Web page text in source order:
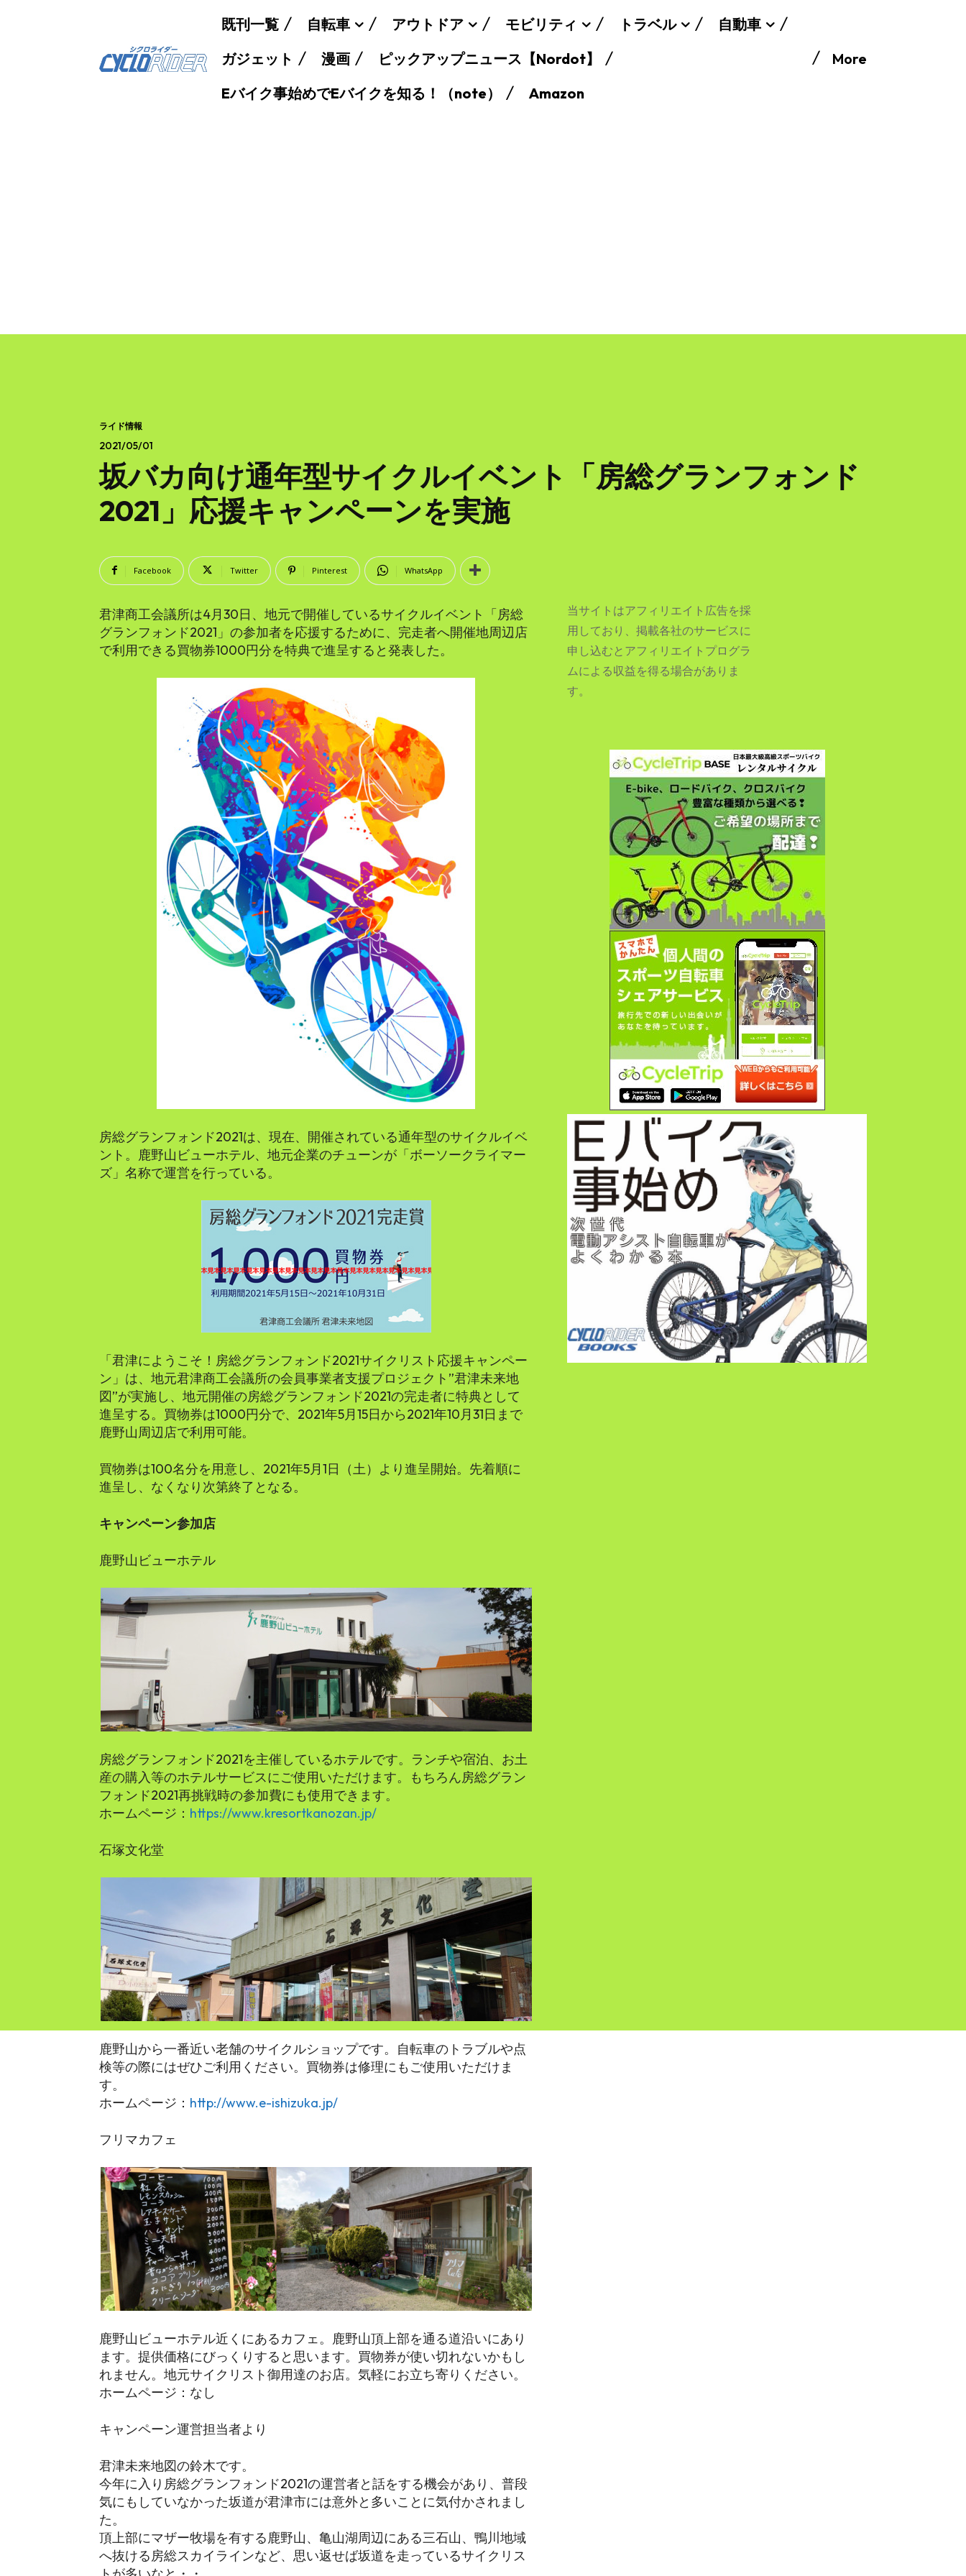
既刊一覧 自転車 アウトドア モビリティ トラベル
自動車
ガジェット
漫画
ピックアップニュース【Nordot】
Eバイク事始めでEバイクを知る！（note）
Amazon
More
ライド情報
2021/05/01
坂バカ向け通年型サイクルイベント「房総グランフォンド
2021」応援キャンペーンを実施
Facebook Twitter Pinterest WhatsApp
君津商工会議所は4月30日、地元で開催しているサイクルイベント「房総
グランフォンド2021」の参加者を応援するために、完走者へ開催地周辺店
で利用できる買物券1000円分を特典で進呈すると発表した。
房総グランフォンド2021は、現在、開催されている通年型のサイクルイベ
ント。鹿野山ビューホテル、地元企業のチューンが「ボーソークライマー
ズ」名称で運営を行っている。
「君津にようこそ！房総グランフォンド2021サイクリスト応援キャンペー
ン」は、地元君津商工会議所の会員事業者支援プロジェクト”君津未来地
図”が実施し、地元開催の房総グランフォンド2021の完走者に特典として
進呈する。買物券は1000円分で、2021年5月15日から2021年10月31日まで
鹿野山周辺店で利用可能。
買物券は100名分を用意し、2021年5月1日（土）より進呈開始。先着順に
進呈し、なくなり次第終了となる。
キャンペーン参加店
鹿野山ビューホテル
房総グランフォンド2021を主催しているホテルです。ランチや宿泊、お土
産の購入等のホテルサービスにご使用いただけます。もちろん房総グラン
フォンド2021再挑戦時の参加費にも使用できます。
ホームページ： https://www.kresortkanozan.jp/
石塚文化堂
鹿野山から一番近い老舗のサイクルショップです。自転車のトラブルや点
検等の際にはぜひご利用ください。買物券は修理にもご使用いただけま
す。
ホームページ： http://www.e-ishizuka.jp/
フリマカフェ
鹿野山ビューホテル近くにあるカフェ。鹿野山頂上部を通る道沿いにあり
ます。提供価格にびっくりすると思います。買物券が使い切れないかもし
れません。地元サイクリスト御用達のお店。気軽にお立ち寄りください。
ホームページ：なし
キャンペーン運営担当者より
君津未来地図の鈴木です。
今年に入り房総グランフォンド2021の運営者と話をする機会があり、普段
気にもしていなかった坂道が君津市には意外と多いことに気付かされまし
た。
頂上部にマザー牧場を有する鹿野山、亀山湖周辺にある三石山、鴨川地域
へ抜ける房総スカイラインなど、思い返せば坂道を走っているサイクリス
当サイトはアフィリエイト広告を採
用しており、掲載各社のサービスに
申し込むとアフィリエイトプログラ
ムによる収益を得る場合がありま
す。